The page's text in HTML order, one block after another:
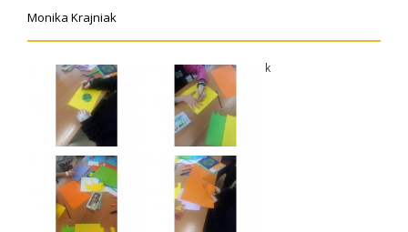
Monika Krajniak
k